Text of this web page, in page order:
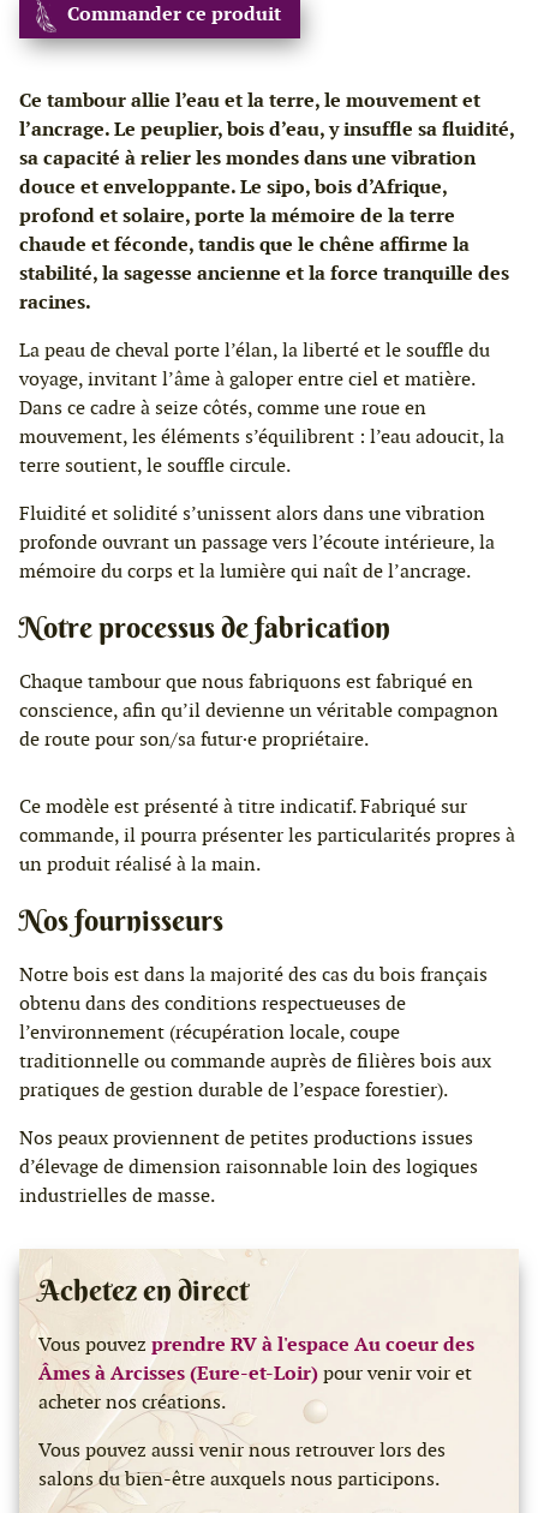
Commander ce produit
Ce tambour allie l’eau et la terre, le mouvement et
l’ancrage. Le peuplier, bois d’eau, y insuffle sa fluidité,
sa capacité à relier les mondes dans une vibration
douce et enveloppante. Le sipo, bois d’Afrique,
profond et solaire, porte la mémoire de la terre
chaude et féconde, tandis que le chêne affirme la
stabilité, la sagesse ancienne et la force tranquille des
racines.
La peau de cheval porte l’élan, la liberté et le souffle du
voyage, invitant l’âme à galoper entre ciel et matière.
Dans ce cadre à seize côtés, comme une roue en
mouvement, les éléments s’équilibrent : l’eau adoucit, la
terre soutient, le souffle circule.
Fluidité et solidité s’unissent alors dans une vibration
profonde ouvrant un passage vers l’écoute intérieure, la
mémoire du corps et la lumière qui naît de l’ancrage.
Notre processus de fabrication
Chaque tambour que nous fabriquons est fabriqué en
conscience, afin qu’il devienne un véritable compagnon
de route pour son/sa futur·e propriétaire.
Ce modèle est présenté à titre indicatif. Fabriqué sur
commande, il pourra présenter les particularités propres à
un produit réalisé à la main.
Nos fournisseurs
Notre bois est dans la majorité des cas du bois français
obtenu dans des conditions respectueuses de
l’environnement (récupération locale, coupe
traditionnelle ou commande auprès de filières bois aux
pratiques de gestion durable de l’espace forestier).
Nos peaux proviennent de petites productions issues
d’élevage de dimension raisonnable loin des logiques
industrielles de masse.
Achetez en direct
Vous pouvez prendre RV à l'espace Au coeur des
Âmes à Arcisses (Eure-et-Loir)pour venir voir et
acheter nos créations.
Vous pouvez aussi venir nous retrouver lors des
salons du bien-être auxquels nous participons.